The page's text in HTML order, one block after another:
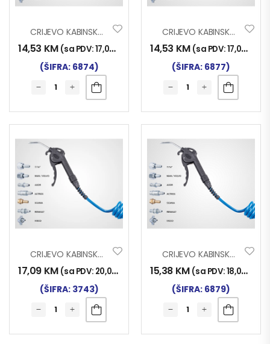
CRIJEVO KABINSKO 5M 7/16”
14,53 KM (sa PDV:17,00
(ŠIFRA: 6874)
CRIJEVO KABINSKO 5M ACTROS
14,53 KM (sa PDV:17,00
(ŠIFRA: 6877)
CRIJEVO KABINSKO 5M AXOR
17,09 KM (sa PDV: 20,00
(ŠIFRA: 3743)
CRIJEVO KABINSKO 5M IVECO
15,38 KM (sa PDV:18,00
(ŠIFRA: 6879)